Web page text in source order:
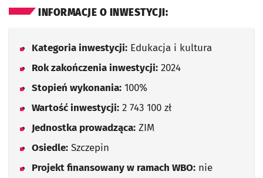
INFORMACJE O INWESTYCJI:
Kategoria inwestycji: Edukacja i kultura
Rok zakończenia inwestycji: 2024
Stopień wykonania: 100%
Wartość inwestycji: 2 743 100 zł
Jednostka prowadząca: ZIM
Osiedle: Szczepin
Projekt finansowany w ramach WBO: nie